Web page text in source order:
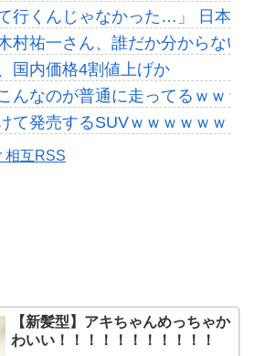
行くんじゃなかった…」 日本
村祐一さん、誰だか分からな
国内価格4割値上げか
んなのが普通に走ってるｗｗ
て発売するSUVｗｗｗｗｗｗｗ
相互RSS
【新髪型】アキちゃんめっちゃか
わいい！！！！！！！！！！！